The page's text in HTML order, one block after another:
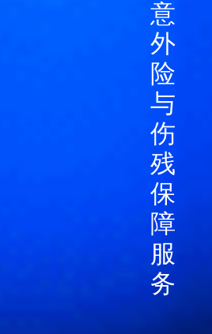
意
外
险
与
伤
残
保
障
服
务